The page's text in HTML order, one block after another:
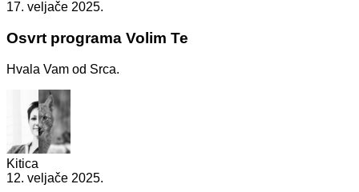
17. veljače 2025.
Osvrt programa Volim Te
Hvala Vam od Srca.
Kitica
12. veljače 2025.